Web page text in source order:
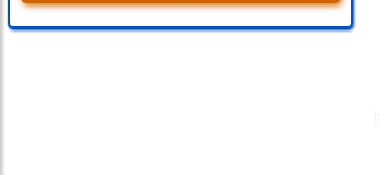
BoniSeal+